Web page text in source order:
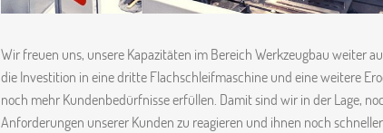
Wir freuen uns, unsere Kapazitäten im Bereich Werkzeugbau weiter
die Investition in eine dritte Flachschleifmaschine und eine weitere
noch mehr Kundenbedürfnisse erfüllen. Damit sind wir in der Lage,
Anforderungen unserer Kunden zu reagieren und ihnen noch